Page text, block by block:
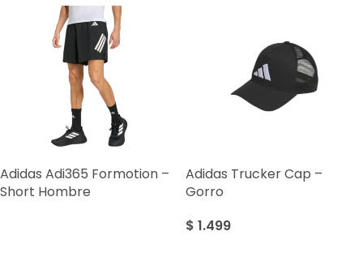
Adidas Adi365 Formotion –
Short Hombre
Adidas Trucker Cap –
Gorro
$ 1.499